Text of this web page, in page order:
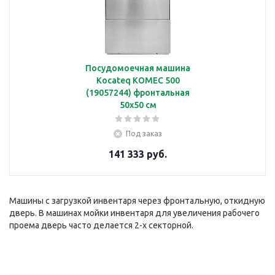
Посудомоечная машина
Kocateq KOMEC 500
(19057244) фронтальная
50х50 см
Под заказ
141 333 руб.
Машины с загрузкой инвентаря через фронтальную, откидную
дверь. В машинах мойки инвентаря для увеличения рабочего
проема дверь часто делается 2-х секторной.